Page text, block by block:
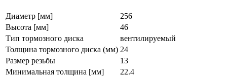
Диаметр [мм]
256
Высота [мм]
46
Тип тормозного диска
вентилируемый
Толщина тормозного диска (мм) 24
Размер резьбы
13
Минимальная толщина [мм]
22.4